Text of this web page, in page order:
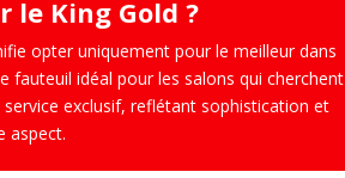
le King Gold ?
opter uniquement pour le meilleur dans
fauteuil idéal pour les salons qui cherchent
exclusif, reflétant sophistication et
aspect.